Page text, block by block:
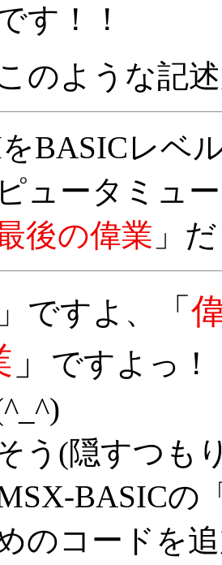
す！！
のような記
BASICレベ
ュータミュ
後の偉業 」
」 ですよ、 「
」
ですよっ
う(隠すつも
BASICの
のコードを